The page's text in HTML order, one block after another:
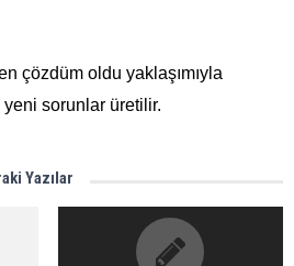
çözdüm oldu yaklaşımıyla
sorunlar üretilir.
Yazılar